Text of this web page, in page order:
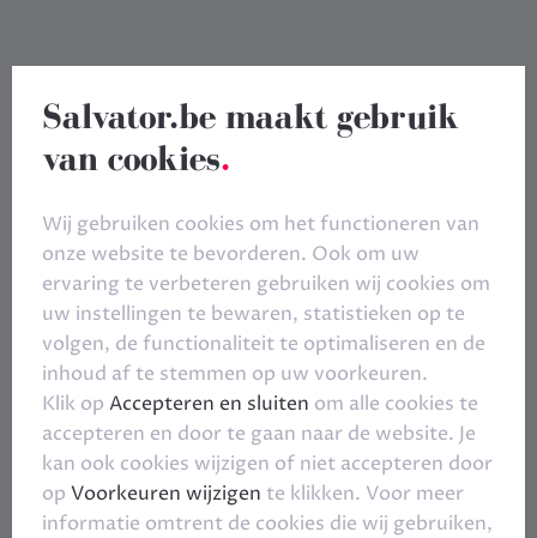
Salvator.be maakt gebruik
van cookies.
Wij gebruiken cookies om het functioneren van
onze website te bevorderen. Ook om uw
ervaring te verbeteren gebruiken wij cookies om
uw instellingen te bewaren, statistieken op te
volgen, de functionaliteit te optimaliseren en de
inhoud af te stemmen op uw voorkeuren.
Klik op Accepteren en sluiten om alle cookies te
accepteren en door te gaan naar de website. Je
kan ook cookies wijzigen of niet accepteren door
op Voorkeuren wijzigen te klikken. Voor meer
informatie omtrent de cookies die wij gebruiken,